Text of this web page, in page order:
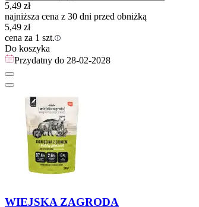
5,49 zł
najniższa cena z 30 dni przed obniżką
5,49 zł
cena za 1 szt.
Do koszyka
Przydatny do 28-02-2028
WIEJSKA ZAGRODA